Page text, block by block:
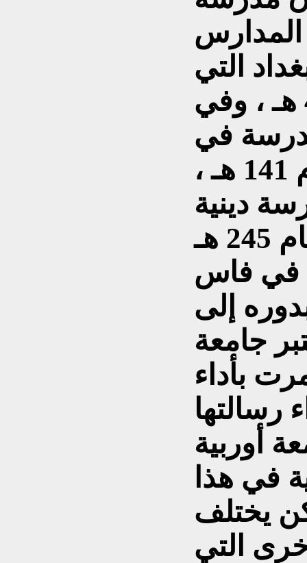
التي
أكمل بناؤها سنة 459 هـ ، وفي
في
جامع الزيتونة منذ بنائه عام 141 هـ ،
دينية
وللغة العربية …. وفي عام 245 هـ
في فاس
إلى
جامعة
بأداء
رسالتها
في هذا
يختلف
التي